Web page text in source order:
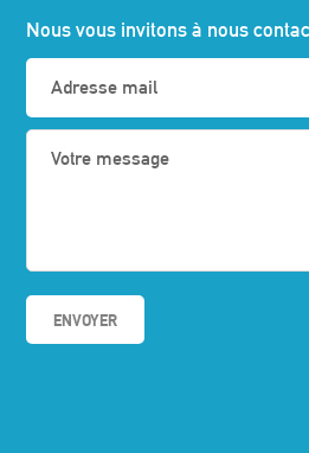
Nous vous invitons à nous